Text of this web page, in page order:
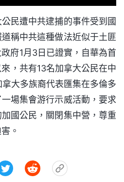
民遭中共逮捕的事件受到國
稱中共這種做法近似于土匪
政府1月3日已證實，自華為首
，共有13名加拿大公民在中
大多族裔代表匯集在多倫多
場集會游行示威活動，要求
國公民，關閉集中營，尊重
。